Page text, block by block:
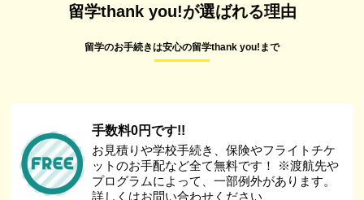
留学thank you!が選ばれる理由
留学のお手続きは安心の留学thank you!まで
手数料0円です!!
お見積りや学校手続き、保険やフライトチケ
ットのお手配など全て無料です！ ※渡航先や
プログラムによって、一部例外があります。
詳しくはお問い合わせください